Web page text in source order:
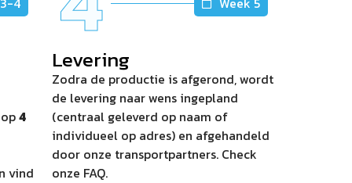
4
vind
Levering
Zodra de productie is afgerond, wordt
de levering naar wens ingepland
(centraal geleverd op naam of
individueel op adres) en afgehandeld
door onze transportpartners. Check
onze FAQ.